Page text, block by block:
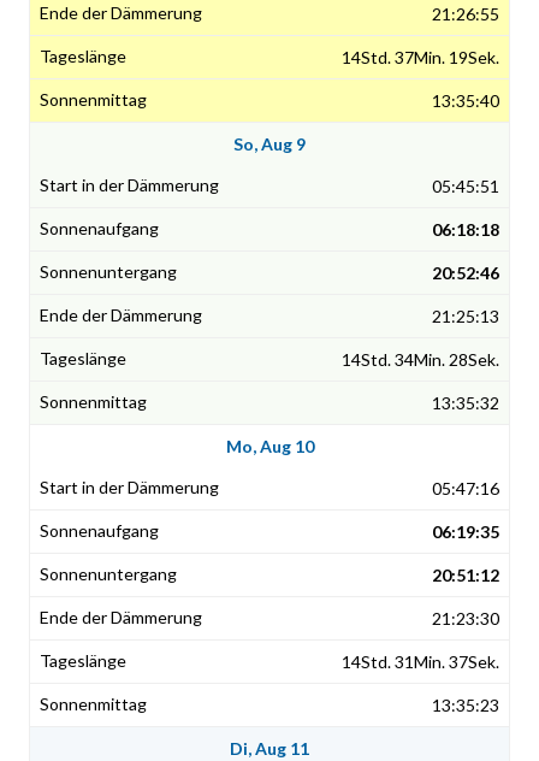
21:26:55
14Std. 37Min. 19Sek.
13:35:40
So, Aug 9
05:45:51
06:18:18
20:52:46
21:25:13
14Std. 34Min. 28Sek.
13:35:32
Mo, Aug 10
05:47:16
06:19:35
20:51:12
21:23:30
14Std. 31Min. 37Sek.
13:35:23
Di, Aug 11